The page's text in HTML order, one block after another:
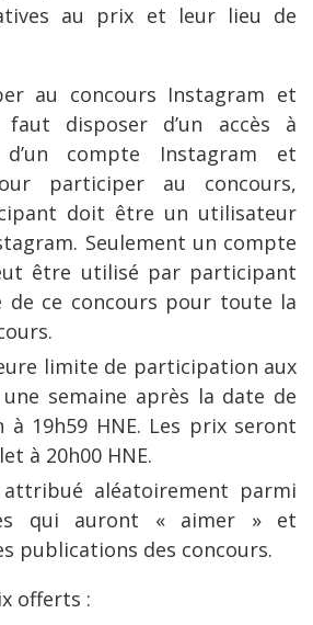
au prix et leur lieu de
au concours Instagram et
faut disposer d’un accès à
compte Instagram et
participer au concours,
doit être un utilisateur
Seulement un compte
être utilisé par participant
de ce concours pour toute la
limite de participation aux
semaine après la date de
à 19h59 HNE. Les prix seront
à 20h00 HNE.
aléatoirement parmi
qui auront « aimer » et
publications des concours.
offerts :